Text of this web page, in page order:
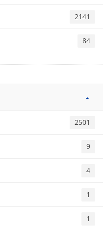
2141
84
2501
9
4
1
1